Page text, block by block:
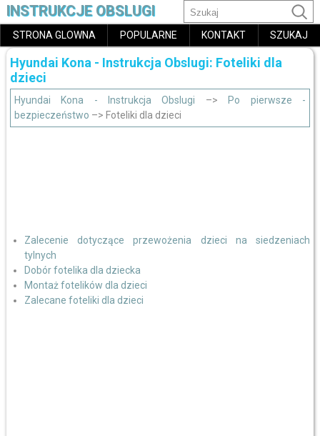
INSTRUKCJE OBSLUGI
STRONA GLOWNA POPULARNE KONTAKT SZUKAJ
Hyundai Kona - Instrukcja Obslugi: Foteliki dla
dzieci
Hyundai Kona - Instrukcja Obslugi –>
Po pierwsze -
bezpieczeństwo –> Foteliki dla dzieci
Zalecenie dotyczące przewożenia dzieci na siedzeniach
tylnych
Dobór fotelika dla dziecka
Montaż fotelików dla dzieci
Zalecane foteliki dla dzieci